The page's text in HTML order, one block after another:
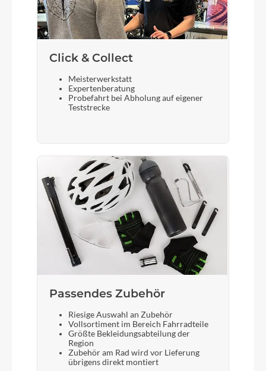
Ergonomisch geformter Bremshebel für kleine
Kinderhände mit kurzen Fingern und geringer
Handkraft
Steuersatz
Vollintegrierter 1″-Steuersatz
Gabel
Leichte Unicrown-Gabel aus Aluminium
Sattelstütze
Anodisierte Alu-Sattelstütze mit Anzeige des
maximal zulässigen Auszugs
Click & Collect
Meisterwerkstatt
Expertenberatung
Probefahrt bei Abholung auf eigener
Teststrecke
Passendes Zubehör
Riesige Auswahl an Zubehör
Vollsortiment im Bereich Fahrradteile
Größte Bekleidungsabteilung der
Region
Zubehör am Rad wird vor Lieferung
übrigens direkt montiert